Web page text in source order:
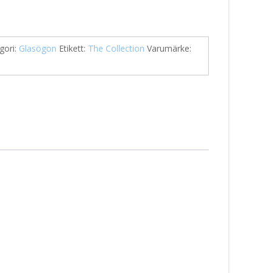
Glasögon Etikett: The Collection Varumärke: